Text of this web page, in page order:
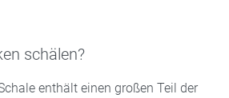
schälen?
enthält einen großen Teil der